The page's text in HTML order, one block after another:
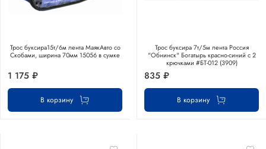
Трос буксира15т/6м лента МаякАвто со
Скобами, ширина 70мм 15056 в сумке
1 175 ₽
В корзину
Трос буксира 7т/5м лента Россия
"Обнинск" Богатырь красно-синий с 2
крючками #БТ-012 (3909)
835 ₽
В корзину